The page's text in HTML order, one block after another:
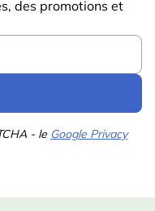
des promotions et
- le Google Privacy